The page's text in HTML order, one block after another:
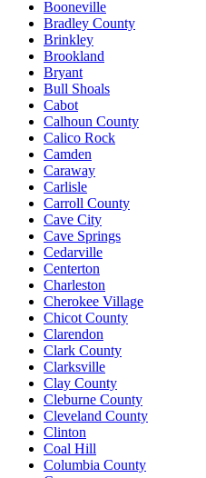
Booneville
Bradley County
Brinkley
Brookland
Bryant
Bull Shoals
Cabot
Calhoun County
Calico Rock
Camden
Caraway
Carlisle
Carroll County
Cave City
Cave Springs
Cedarville
Centerton
Charleston
Cherokee Village
Chicot County
Clarendon
Clark County
Clarksville
Clay County
Cleburne County
Cleveland County
Clinton
Coal Hill
Columbia County